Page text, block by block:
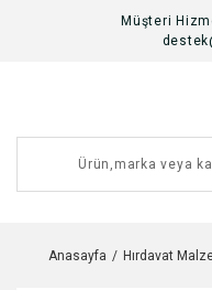
Müşteri
Anasayfa Hırdavat